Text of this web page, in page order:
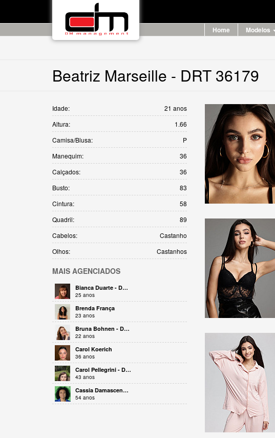
Home Modelos
Beatriz Marseille - DRT 36179
Idade:
21 anos
Altura:
1.66
Camisa/Blusa:
P
Manequim:
36
Calçados:
36
Busto:
83
Cintura:
58
Quadril:
89
Cabelos:
Castanho
Olhos:
Castanhos
MAIS AGENCIADOS
Bianca Duarte - DRT 0052265/SP
25 anos
Brenda França
23 anos
Bruna Bohnen - DRT 35852
22 anos
Carol Koerich
36 anos
Carol Pellegrini - DRT 24545
43 anos
Cassia Damasceno - DRT 16702
54 anos